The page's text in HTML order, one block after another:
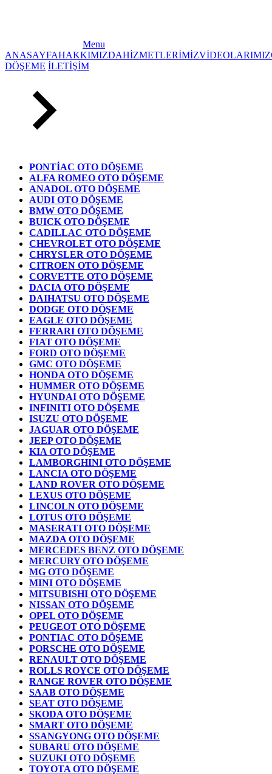
Menu
ANASAYFAHAKKIMIZDAHİZMETLERİMİZVİDEOLARIMIZ
DÖŞEME İLETİŞİM
PONTİAC OTO DÖŞEME
ALFA ROMEO OTO DÖŞEME
ANADOL OTO DÖŞEME
AUDI OTO DÖŞEME
BMW OTO DÖŞEME
BUICK OTO DÖŞEME
CADILLAC OTO DÖŞEME
CHEVROLET OTO DÖŞEME
CHRYSLER OTO DÖŞEME
CITROEN OTO DÖŞEME
CORVETTE OTO DÖŞEME
DACIA OTO DÖŞEME
DAIHATSU OTO DÖŞEME
DODGE OTO DÖŞEME
EAGLE OTO DÖŞEME
FERRARI OTO DÖŞEME
FIAT OTO DÖŞEME
FORD OTO DÖŞEME
GMC OTO DÖŞEME
HONDA OTO DÖŞEME
HUMMER OTO DÖŞEME
HYUNDAI OTO DÖŞEME
INFINITI OTO DÖŞEME
ISUZU OTO DÖŞEME
JAGUAR OTO DÖŞEME
JEEP OTO DÖŞEME
KIA OTO DÖŞEME
LAMBORGHINI OTO DÖŞEME
LANCIA OTO DÖŞEME
LAND ROVER OTO DÖŞEME
LEXUS OTO DÖŞEME
LINCOLN OTO DÖŞEME
LOTUS OTO DÖŞEME
MASERATI OTO DÖŞEME
MAZDA OTO DÖŞEME
MERCEDES BENZ OTO DÖŞEME
MERCURY OTO DÖŞEME
MG OTO DÖŞEME
MINI OTO DÖŞEME
MITSUBISHI OTO DÖŞEME
NISSAN OTO DÖŞEME
OPEL OTO DÖŞEME
PEUGEOT OTO DÖŞEME
PONTIAC OTO DÖŞEME
PORSCHE OTO DÖŞEME
RENAULT OTO DÖŞEME
ROLLS ROYCE OTO DÖŞEME
RANGE ROVER OTO DÖŞEME
SAAB OTO DÖŞEME
SEAT OTO DÖŞEME
SKODA OTO DÖŞEME
SMART OTO DÖŞEME
SSANGYONG OTO DÖŞEME
SUBARU OTO DÖŞEME
SUZUKI OTO DÖŞEME
TOYOTA OTO DÖŞEME